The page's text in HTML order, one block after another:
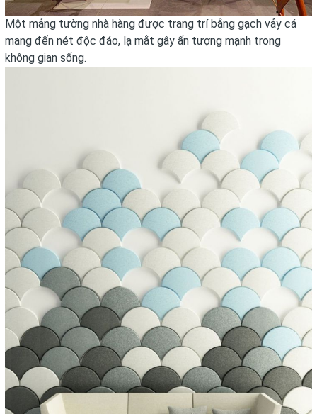
Một mảng tường nhà hàng được trang trí bằng gạch vảy cá
mang đến nét độc đáo, lạ mắt gây ấn tượng mạnh trong
không gian sống.